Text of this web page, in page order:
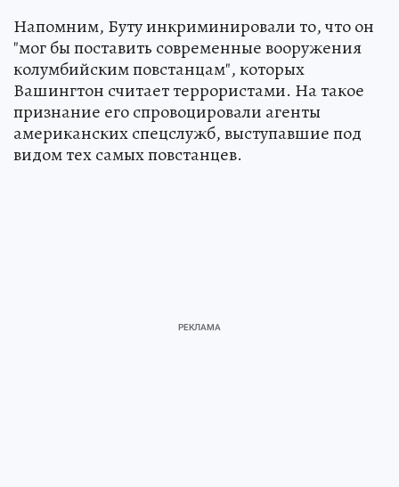
Напомним, Буту инкриминировали то, что он
"мог бы поставить современные вооружения
колумбийским повстанцам", которых
Вашингтон считает террористами. На такое
признание его спровоцировали агенты
американских спецслужб, выступавшие под
видом тех самых повстанцев.